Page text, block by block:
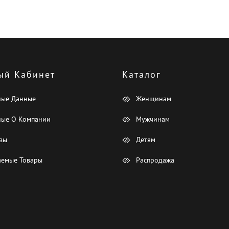
Кабинет
Данные
О Компании
Товары
Каталог
Женщинам
Мужчинам
Детям
Распродажа